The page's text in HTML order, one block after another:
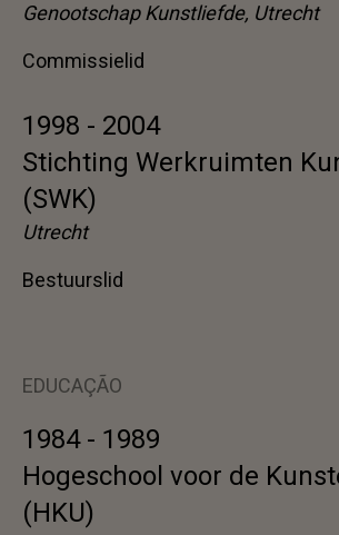
Genootschap Kunstliefde, Utrecht
Commissielid
1998 - 2004
Stichting Werkruimten
(SWK)
Utrecht
Bestuurslid
EDUCAÇÃO
1984 - 1989
Hogeschool voor de
(HKU)